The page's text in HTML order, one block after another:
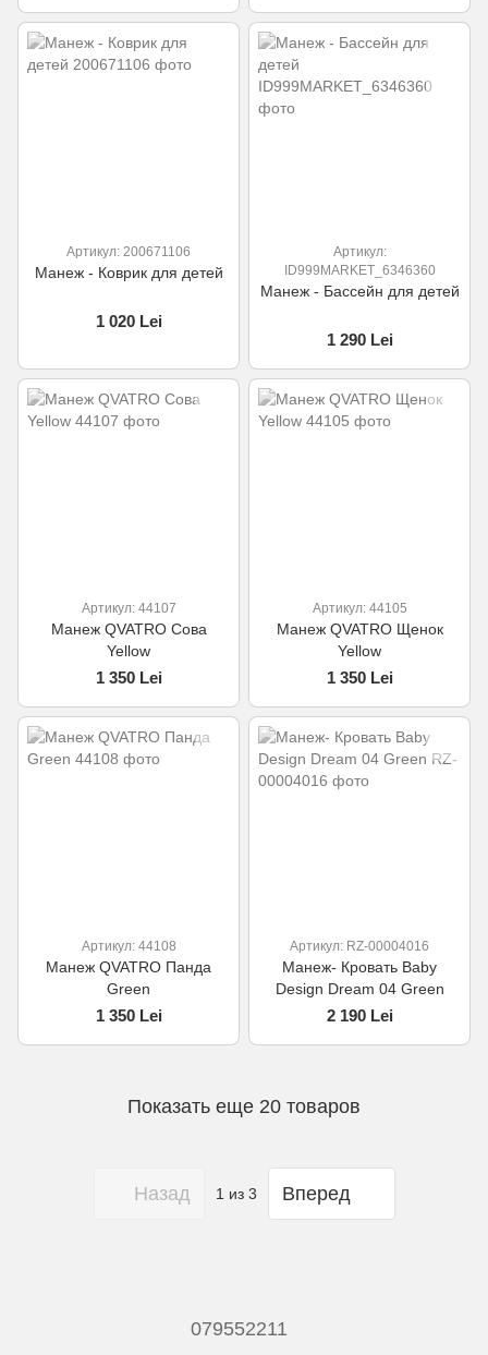
Артикул: 200671106
Манеж - Коврик для детей
1 020 Lei
Артикул:
ID999MARKET_6346360
Манеж - Бассейн для детей
1 290 Lei
Артикул: 44107
Манеж QVATRO Сова
Yellow
1 350 Lei
Артикул: 44105
Манеж QVATRO Щенок
Yellow
1 350 Lei
Артикул: 44108
Манеж QVATRO Панда
Green
1 350 Lei
Артикул: RZ-00004016
Манеж- Кровать Baby
Design Dream 04 Green
2 190 Lei
Показать еще 20 товаров
Назад 1 из 3 Вперед
079552211